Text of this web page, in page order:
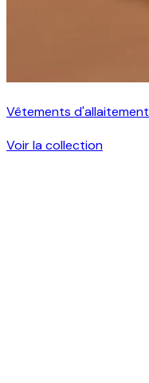
Vêtements d'allaitement
Voir la collection